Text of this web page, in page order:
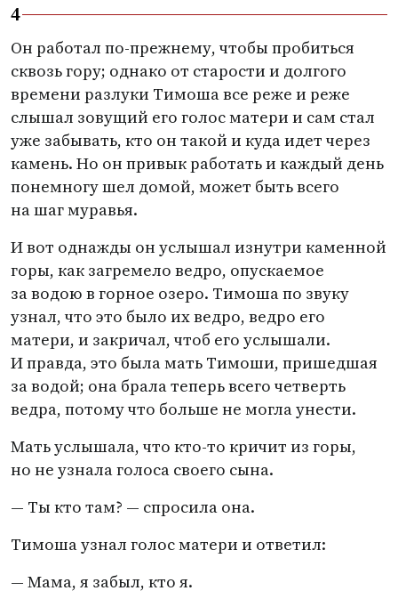
4
Он работал по-прежнему, чтобы пробиться
сквозь гору; однако от старости и долгого
времени разлуки Тимоша все реже и реже
слышал зовущий его голос матери и сам стал
уже забывать, кто он такой и куда идет через
камень. Но он привык работать и каждый день
понемногу шел домой, может быть всего
на шаг муравья.
И вот однажды он услышал изнутри каменной
горы, как загремело ведро, опускаемое
за водою в горное озеро. Тимоша по звуку
узнал, что это было их ведро, ведро его
матери, и закричал, чтоб его услышали.
И правда, это была мать Тимоши, пришедшая
за водой; она брала теперь всего четверть
ведра, потому что больше не могла унести.
Мать услышала, что кто-то кричит из горы,
но не узнала голоса своего сына.
— Ты кто там? — спросила она.
Тимоша узнал голос матери и ответил:
— Мама, я забыл, кто я.